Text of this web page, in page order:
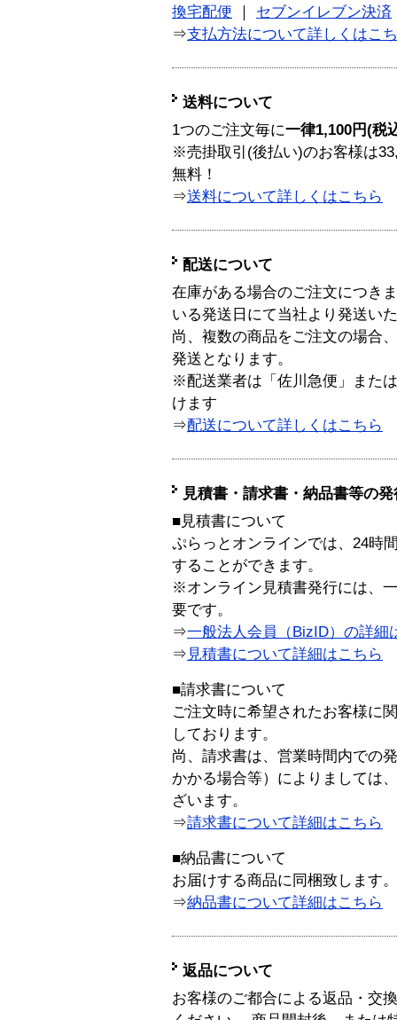
換宅配便
セブンイレブン決済
⇒支払方法について詳しくはこ
送料について
1つのご注文毎に一律1,100円(税
※売掛取引(後払い)のお客様は
無料！
⇒送料について詳しくはこちら
配送について
在庫がある場合のご注文につき
いる発送日にて当社より発送い
尚、複数の商品をご注文の場合
発送となります。
※配送業者は「佐川急便」また
けます
⇒配送について詳しくはこちら
見積書・請求書・納品書等の
■見積書について
ぷらっとオンラインでは、24時
することができます。
※オンライン見積書発行には、
要です。
⇒一般法人会員（BizID）の詳細
⇒ 見積書について詳細はこちら
■請求書について
ご注文時に希望されたお客様に
しております。
尚、請求書は、営業時間内での
かかる場合等）によりましては
ざいます。
⇒請求書について詳細はこちら
■納品書について
お届けする商品に同梱致します。
⇒納品書について詳細はこちら
返品について
お客様のご都合による返品・交